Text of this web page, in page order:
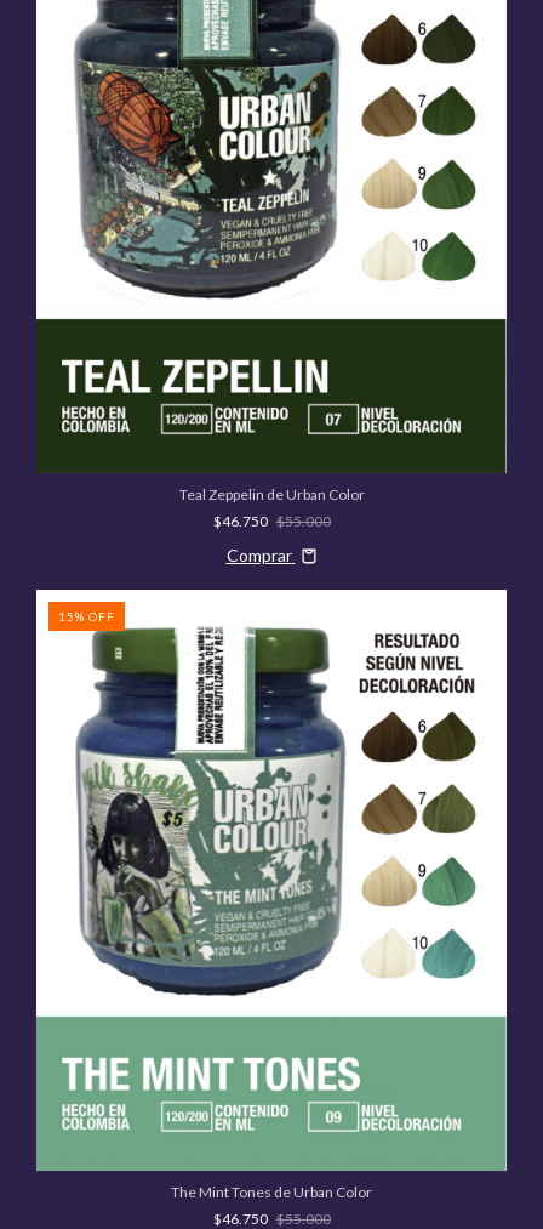
Teal Zeppelin de Urban Color
$46.750 $55.000
Comprar
15% OFF
The Mint Tones de Urban Color
$46.750 $55.000